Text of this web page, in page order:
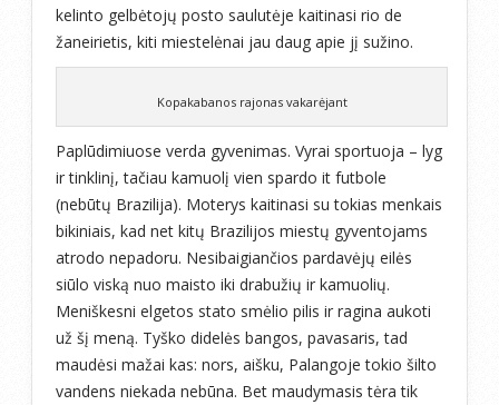
kelinto gelbėtojų posto saulutėje kaitinasi rio de
žaneirietis, kiti miestelėnai jau daug apie jį sužino.
Kopakabanos rajonas vakarėjant
Paplūdimiuose verda gyvenimas. Vyrai sportuoja – lyg
ir tinklinį, tačiau kamuolį vien spardo it futbole
(nebūtų Brazilija). Moterys kaitinasi su tokias menkais
bikiniais, kad net kitų Brazilijos miestų gyventojams
atrodo nepadoru. Nesibaigiančios pardavėjų eilės
siūlo viską nuo maisto iki drabužių ir kamuolių.
Meniškesni elgetos stato smėlio pilis ir ragina aukoti
už šį meną. Tyško didelės bangos, pavasaris, tad
maudėsi mažai kas: nors, aišku, Palangoje tokio šilto
vandens niekada nebūna. Bet maudymasis tėra tik